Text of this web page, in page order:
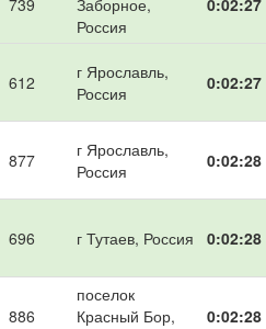
739
Заборное,
Россия
0:02:27
612
г Ярославль,
Россия
0:02:27
877
г Ярославль,
Россия
0:02:28
696 г Тутаев, Россия 0:02:28
886
поселок
Красный Бор,
0:02:28